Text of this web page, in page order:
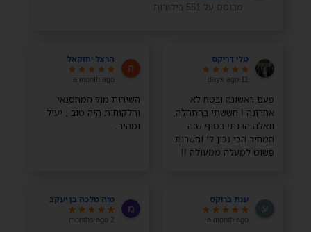
מבוסס על 551 ביקורות
טלי דריקס
11 days ago
פעם ראשונה ובטח לא
אחרונה ! חששתי בהתחלה,
וואלה הבנתי בסוף שזה
המחיר הכי נכון לי והשרות
פשוט למעלה ממעולה !!
הרצל יחזקאל
a month ago
השירות מול המחסנאי
והלקוחות היה טוב , יעיל
ומהיר.
ענת ברוקס
a month ago
מיה מלכה בן יעקב
2 months ago